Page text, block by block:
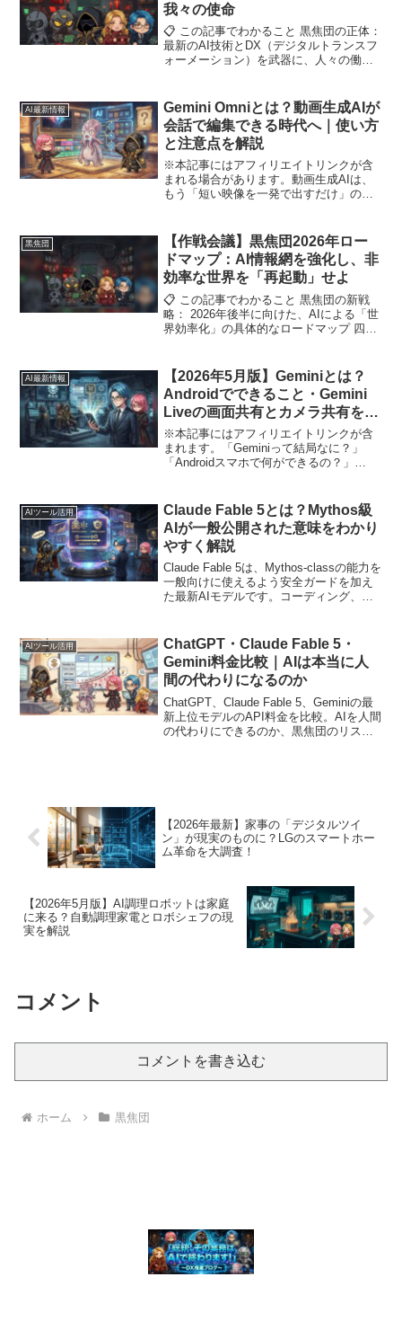
我々の使命
📋 この記事でわかること 黒焦団の正体：
最新のAI技術とDX（デジタルトランスフ
ォーメーション）を武器に、人々の働き
それぞれが担当する専門分野と役割...
AI最新情報
Gemini Omniとは？動画生成AIが
会話で編集できる時代へ｜使い方
と注意点を解説
※本記事にはアフィリエイトリンクが含
まれる場合があります。動画生成AIは、
もう「短い映像を一発で出すだけ」の段
ルとして Gemini Omni を発表...
黒焦団
【作戦会議】黒焦団2026年ロー
ドマップ：AI情報網を強化し、非
効率な世界を「再起動」せよ
📋 この記事でわかること 黒焦団の新戦
略： 2026年後半に向けた、AIによる「世
界効率化」の具体的なロードマップ 四賢
供指針 共同宣言： 読者の皆さ...
AI最新情報
【2026年5月版】Geminiとは？
Androidでできること・Gemini
Liveの画面共有とカメラ共有をや
さしく解説
※本記事にはアフィリエイトリンクが含
まれます。「Geminiって結局なに？」
「Androidスマホで何ができるの？」
Android、Pixel、G...
AIツール活用
Claude Fable 5とは？Mythos級
AIが一般公開された意味をわかり
やすく解説
Claude Fable 5は、Mythos-classの能力を
一般向けに使えるよう安全ガードを加え
た最新AIモデルです。コーディング、長
く解説します。
AIツール活用
ChatGPT・Claude Fable 5・
Gemini料金比較｜AIは本当に人
間の代わりになるのか
ChatGPT、Claude Fable 5、Geminiの最
新上位モデルのAPI料金を比較。AIを人間
の代わりにできるのか、黒焦団のリスト
【2026年最新】家事の「デジタルツイ
ン」が現実のものに？LGのスマートホー
ム革命を大調査！
【2026年5月版】AI調理ロボットは家庭
に来る？自動調理家電とロボシェフの現
実を解説
コメント
コメントを書き込む
ホーム 黒焦団